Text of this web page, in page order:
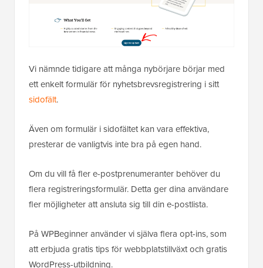
Vi nämnde tidigare att många nybörjare börjar med
ett enkelt formulär för nyhetsbrevsregistrering i sitt
sidofält.
Även om formulär i sidofältet kan vara effektiva,
presterar de vanligtvis inte bra på egen hand.
Om du vill få fler e-postprenumeranter behöver du
flera registreringsformulär. Detta ger dina användare
fler möjligheter att ansluta sig till din e-postlista.
På WPBeginner använder vi själva flera opt-ins, som
att erbjuda gratis tips för webbplatstillväxt och gratis
WordPress-utbildning.